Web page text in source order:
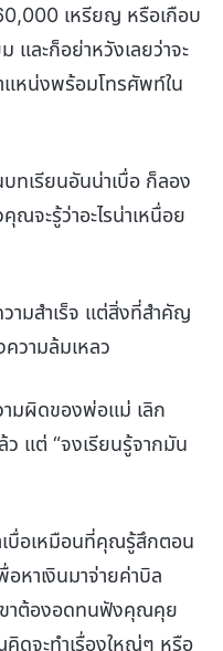
เหรียญ หรือเกือบ
ละก็อย่าหวังเลยว่าจะ
แหน่งพร้อมโทรศัพท์ใน
ทเรียนอันน่าเบื่อ ก็ลอง
ณจะรู้ว่าอะไรน่าเหนื่อย
ามสำเร็จ แต่สิ่งที่สำคัญ
ความล้มเหลว
มผิดของพ่อแม่ เลิก
แต่ “จงเรียนรู้จากมัน
บื่อเหมือนที่คุณรู้สึกตอน
หาเงินมาจ่ายค่าบิล
ขาต้องอดทนฟังคุณคุย
คิดจะทำเรื่องใหญ่ๆ หรือ